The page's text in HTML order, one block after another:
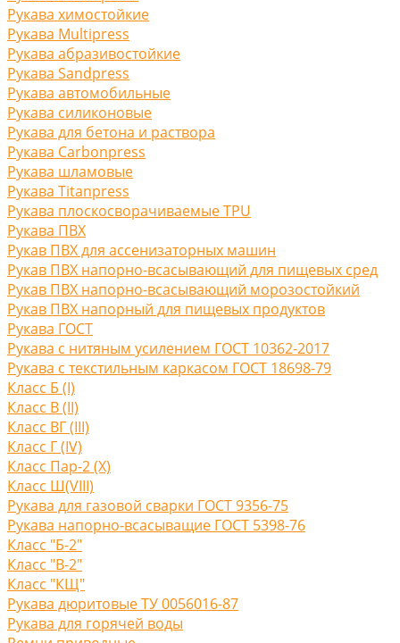
Рукава химостойкие
Рукава Multipress
Рукава абразивостойкие
Рукава Sandpress
Рукава автомобильные
Рукава силиконовые
Рукава для бетона и раствора
Рукава Carbonpress
Рукава шламовые
Рукава Titanpress
Рукава плоскосворачиваемые TPU
Рукава ПВХ
Рукав ПВХ для ассенизаторных машин
Рукав ПВХ напорно-всасывающий для пищевых сред
Рукав ПВХ напорно-всасывающий морозостойкий
Рукав ПВХ напорный для пищевых продуктов
Рукава ГОСТ
Рукава с нитяным усилением ГОСТ 10362-2017
Рукава с текстильным каркасом ГОСТ 18698-79
Класс Б (I)
Класс В (II)
Класс ВГ (III)
Класс Г (IV)
Класс Пар-2 (X)
Класс Ш(VIII)
Рукава для газовой сварки ГОСТ 9356-75
Рукава напорно-всасыващие ГОСТ 5398-76
Класс "Б-2"
Класс "В-2"
Класс "КЩ"
Рукава дюритовые ТУ 0056016-87
Рукава для горячей воды